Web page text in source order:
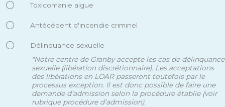
Toxicomanie aigue
Antécédent d'incendie criminel
Délinquance sexuelle
*Notre centre de Granby accepte les cas de délinquance
sexuelle (libération discrétionnaire). Les acceptations
des libérations en LOAR passeront toutefois par le
processus exception. Il est donc possible de faire une
demande d’admission selon la procédure établie (voir
rubrique procédure d’admission).